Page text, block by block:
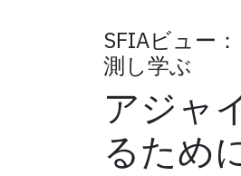
SFIAビュー：
測し学ぶ
アジャ
るため